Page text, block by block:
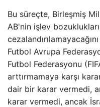
Bu süreçte, Birleşmiş
AB'nin işlev
Futbol Avrupa
Futbol Federasyonu
arttırmamaya karşı
dair bir karar vermedi,
karar vermedi, ancak